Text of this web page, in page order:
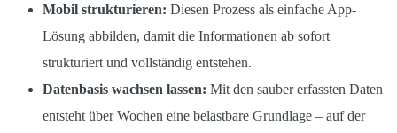
Mobil strukturieren: Diesen Prozess als einfache App-
Lösung abbilden, damit die Informationen ab sofort
strukturiert und vollständig entstehen.
Datenbasis wachsen lassen: Mit den sauber erfassten Daten
entsteht über Wochen eine belastbare Grundlage – auf der